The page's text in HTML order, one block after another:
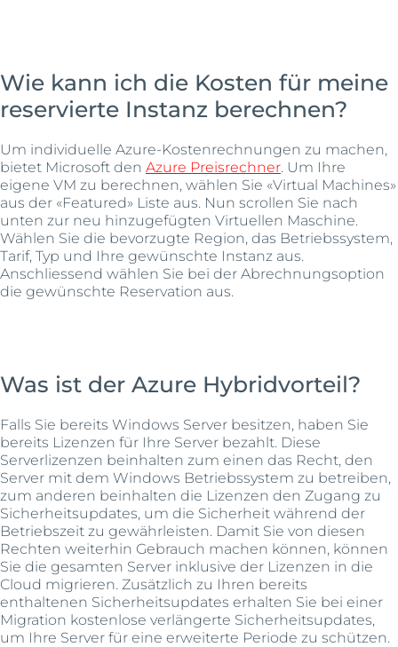
Wie kann ich die Kosten für meine
reservierte Instanz berechnen?
Um individuelle Azure-Kostenrechnungen zu machen,
bietet Microsoft den Azure Preisrechner. Um Ihre
eigene VM zu berechnen, wählen Sie «Virtual Machines»
aus der «Featured» Liste aus. Nun scrollen Sie nach
unten zur neu hinzugefügten Virtuellen Maschine.
Wählen Sie die bevorzugte Region, das Betriebssystem,
Tarif, Typ und Ihre gewünschte Instanz aus.
Anschliessend wählen Sie bei der Abrechnungsoption
die gewünschte Reservation aus.
Was ist der Azure Hybridvorteil?
Falls Sie bereits Windows Server besitzen, haben Sie
bereits Lizenzen für Ihre Server bezahlt. Diese
Serverlizenzen beinhalten zum einen das Recht, den
Server mit dem Windows Betriebssystem zu betreiben,
zum anderen beinhalten die Lizenzen den Zugang zu
Sicherheitsupdates, um die Sicherheit während der
Betriebszeit zu gewährleisten. Damit Sie von diesen
Rechten weiterhin Gebrauch machen können, können
Sie die gesamten Server inklusive der Lizenzen in die
Cloud migrieren. Zusätzlich zu Ihren bereits
enthaltenen Sicherheitsupdates erhalten Sie bei einer
Migration kostenlose verlängerte Sicherheitsupdates,
um Ihre Server für eine erweiterte Periode zu schützen.